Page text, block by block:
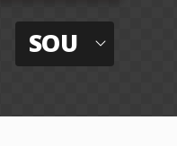
SOU